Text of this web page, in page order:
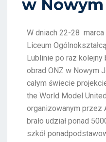
w
W dniach 22-28
Liceum
Lublinie po raz kolejny
obrad ONZ w Nowym
całym świecie
the World Model
organizowanym przez
brało udział ponad
szkół